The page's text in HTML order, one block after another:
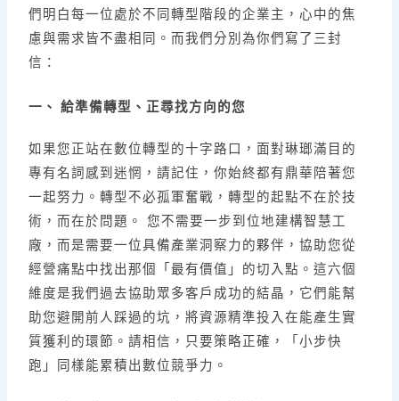
們明白每一位處於不同轉型階段的企業主，心中的焦
慮與需求皆不盡相同。而我們分別為你們寫了三封
信：
一、 給準備轉型、正尋找方向的您
如果您正站在數位轉型的十字路口，面對琳瑯滿目的
專有名詞感到迷惘，請記住，你始終都有鼎華陪著您
一起努力。轉型不必孤軍奮戰，轉型的起點不在於技
術，而在於問題。 您不需要一步到位地建構智慧工
廠，而是需要一位具備產業洞察力的夥伴，協助您從
經營痛點中找出那個「最有價值」的切入點。這六個
維度是我們過去協助眾多客戶成功的結晶，它們能幫
助您避開前人踩過的坑，將資源精準投入在能產生實
質獲利的環節。請相信，只要策略正確，「小步快
跑」同樣能累積出數位競爭力。